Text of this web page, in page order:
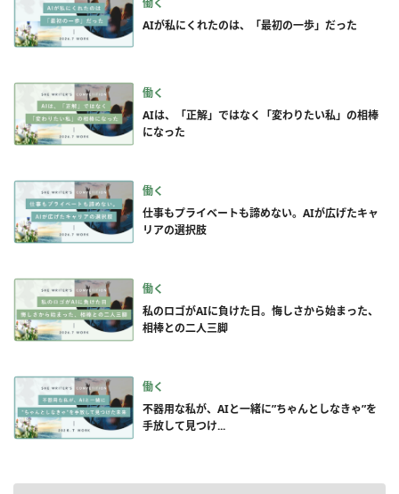
働く
AIが私にくれたのは、「最初の一歩」だった
働く
AIは、「正解」ではなく「変わりたい私」の相棒
になった
働く
仕事もプライベートも諦めない。AIが広げたキャ
リアの選択肢
働く
私のロゴがAIに負けた日。悔しさから始まった、
相棒との二人三脚
働く
不器用な私が、AIと一緒に”ちゃんとしなきゃ”を
手放して見つけ...